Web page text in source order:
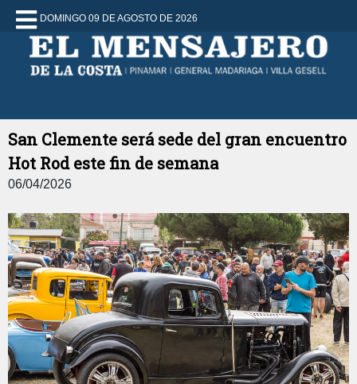
DOMINGO 09 DE AGOSTO DE 2026
San Clemente será sede del gran encuentro
Hot Rod este fin de semana
06/04/2026